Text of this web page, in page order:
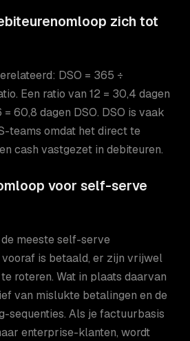
zich tot
DSO = 365 ÷
Een ratio van 12 = 30,4 dagen
= 60,8 dagen DSO. DSO is vaak
teams omdat het direct te
cash vastgezet in debiteuren.
voor self-serve
meeste self-serve
is betaald, er zijn vrijwel
roteren. Wat in plaats daarvan
van mislukte betalingen en de
sequenties. Als je factuurbasis
enterprise-klanten, wordt